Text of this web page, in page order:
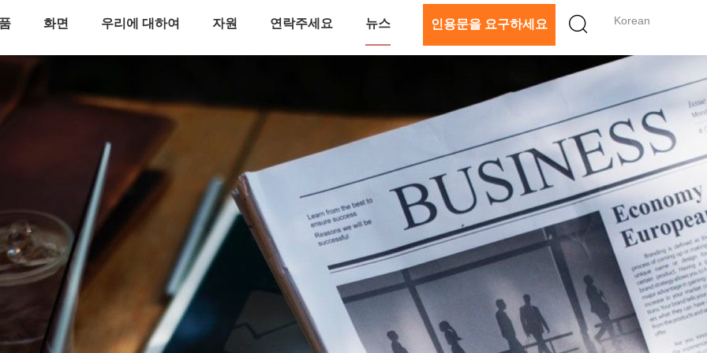
Korean
화면 우리에 대하여 자원 연락주세요 뉴스 인용문을 요구하세요